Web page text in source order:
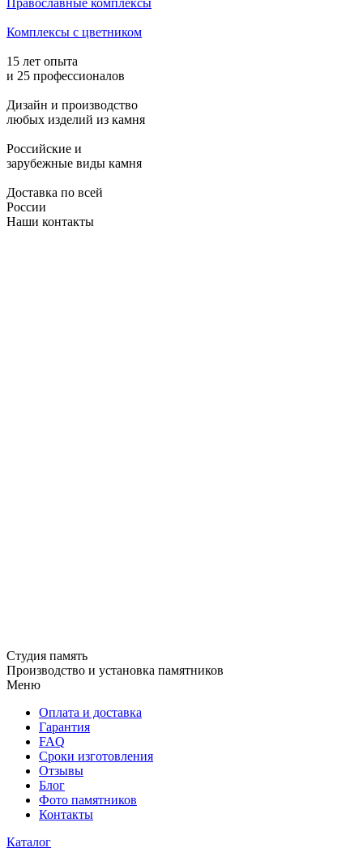
Комплексы с цветником
15 лет опыта
и 25 профессионалов
Дизайн и производство
любых изделий из камня
Российские и
зарубежные виды камня
Доставка по всей
России
Наши контакты
Студия память
Производство и установка памятников
Меню
Оплата и доставка
Гарантия
FAQ
Сроки изготовления
Отзывы
Блог
Фото памятников
Контакты
Каталог